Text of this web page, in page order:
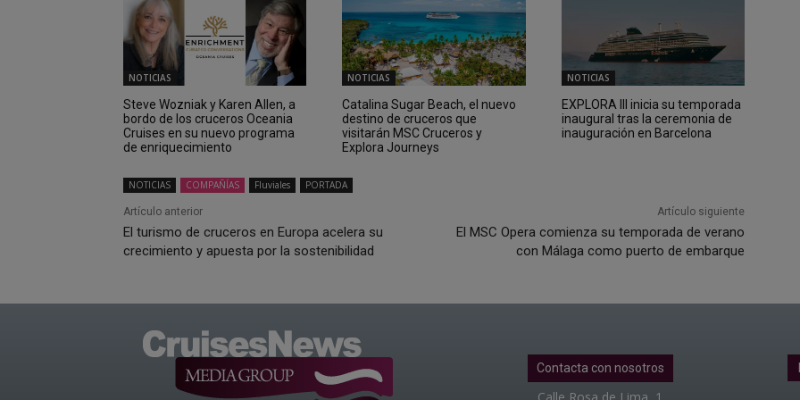
NOTICIAS
Steve Wozniak y Karen Allen, a
bordo de los cruceros Oceania
Cruises en su nuevo programa
de enriquecimiento
NOTICIAS
Catalina Sugar Beach, el nuevo
destino de cruceros que
visitarán MSC Cruceros y
Explora Journeys
NOTICIAS
EXPLORA III inicia su temporada
inaugural tras la ceremonia de
inauguración en Barcelona
NOTICIAS COMPAÑÍAS Fluviales PORTADA
Artículo anterior
El turismo de cruceros en Europa acelera su
crecimiento y apuesta por la sostenibilidad
Artículo siguiente
El MSC Opera comienza su temporada de verano
con Málaga como puerto de embarque
Contacta con nosotros